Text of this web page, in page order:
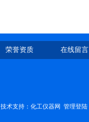
荣誉资质 在线留言
技术支持： 化工仪器网 管理登陆